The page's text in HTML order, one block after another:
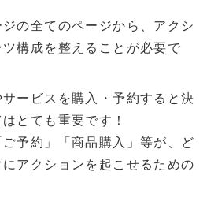
の全てのページから、アクシ
構成を整えることが必要で
ービスを購入・予約すると決
とても重要です！
予約」「商品購入」等が、ど
アクションを起こせるための